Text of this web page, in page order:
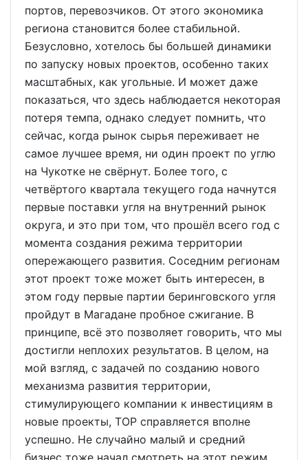
портов, перевозчиков. От этого экономика
региона становится более стабильной.
Безусловно, хотелось бы большей динамики
по запуску новых проектов, особенно таких
масштабных, как угольные. И может даже
показаться, что здесь наблюдается некоторая
потеря темпа, однако следует помнить, что
сейчас, когда рынок сырья переживает не
самое лучшее время, ни один проект по углю
на Чукотке не свёрнут. Более того, с
четвёртого квартала текущего года начнутся
первые поставки угля на внутренний рынок
округа, и это при том, что прошёл всего год с
момента создания режима территории
опережающего развития. Соседним регионам
этот проект тоже может быть интересен, в
этом году первые партии беринговского угля
пройдут в Магадане пробное сжигание. В
принципе, всё это позволяет говорить, что мы
достигли неплохих результатов. В целом, на
мой взгляд, с задачей по созданию нового
механизма развития территории,
стимулирующего компании к инвестициям в
новые проекты, ТОР справляется вполне
успешно. Не случайно малый и средний
бизнес тоже начал смотреть на этот режим